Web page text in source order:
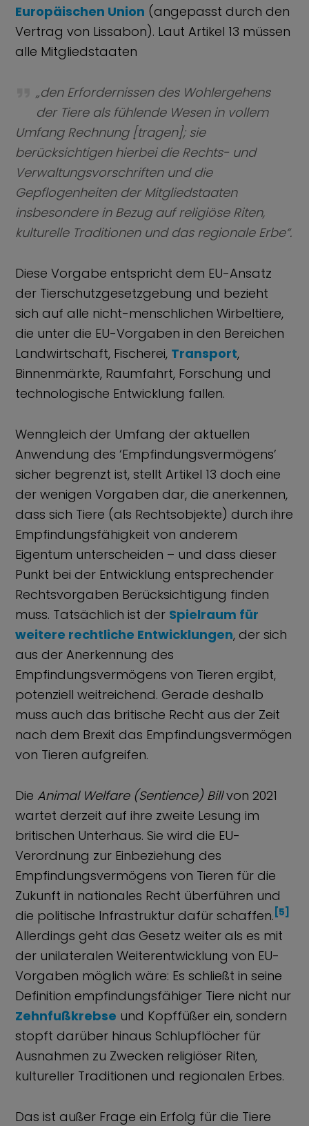
Europäischen Union (angepasst durch den
Vertrag von Lissabon). Laut Artikel 13 müssen
alle Mitgliedstaaten
„den Erfordernissen des Wohlergehens
der Tiere als fühlende Wesen in vollem
Umfang Rechnung [tragen]; sie
berücksichtigen hierbei die Rechts- und
Verwaltungsvorschriften und die
Gepflogenheiten der Mitgliedstaaten
insbesondere in Bezug auf religiöse Riten,
kulturelle Traditionen und das regionale Erbe“.
Diese Vorgabe entspricht dem EU-Ansatz
der Tierschutzgesetzgebung und bezieht
sich auf alle nicht-menschlichen Wirbeltiere,
die unter die EU-Vorgaben in den Bereichen
Landwirtschaft, Fischerei, Transport,
Binnenmärkte, Raumfahrt, Forschung und
technologische Entwicklung fallen.
Wenngleich der Umfang der aktuellen
Anwendung des ‘Empfindungsvermögens’
sicher begrenzt ist, stellt Artikel 13 doch eine
der wenigen Vorgaben dar, die anerkennen,
dass sich Tiere (als Rechtsobjekte) durch ihre
Empfindungsfähigkeit von anderem
Eigentum unterscheiden – und dass dieser
Punkt bei der Entwicklung entsprechender
Rechtsvorgaben Berücksichtigung finden
muss. Tatsächlich ist der Spielraum für
weitere rechtliche Entwicklungen, der sich
aus der Anerkennung des
Empfindungsvermögens von Tieren ergibt,
potenziell weitreichend. Gerade deshalb
muss auch das britische Recht aus der Zeit
nach dem Brexit das Empfindungsvermögen
von Tieren aufgreifen.
Die Animal Welfare (Sentience) Billvon 2021
wartet derzeit auf ihre zweite Lesung im
britischen Unterhaus. Sie wird die EU-
Verordnung zur Einbeziehung des
Empfindungsvermögens von Tieren für die
Zukunft in nationales Recht überführen und
die politische Infrastruktur dafür schaffen. [5]
Allerdings geht das Gesetz weiter als es mit
der unilateralen Weiterentwicklung von EU-
Vorgaben möglich wäre: Es schließt in seine
Definition empfindungsfähiger Tiere nicht nur
Zehnfußkrebse und Kopffüßer ein, sondern
stopft darüber hinaus Schlupflöcher für
Ausnahmen zu Zwecken religiöser Riten,
kultureller Traditionen und regionalen Erbes.
Das ist außer Frage ein Erfolg für die Tiere